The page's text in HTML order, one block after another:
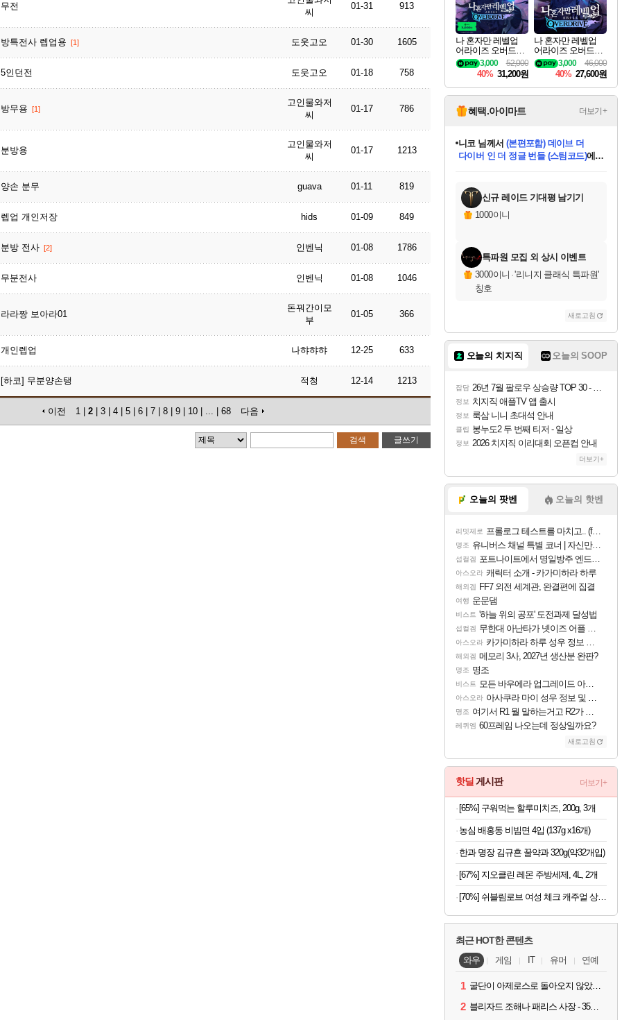
무전
씨
01-31 913
방특전사 렙업용 [1] 도웃고오 01-30 1605
5인던전 도웃고오 01-18 758
방무용 [1]
고인물와저
씨
01-17 786
분방용
고인물와저
씨
01-17 1213
양손 분무 guava 01-11 819
렙업 개인저장 hids 01-09 849
분방 전사 [2] 인벤닉 01-08 1786
무분전사 인벤닉 01-08 1046
라라짱 보아라01
돈꿔간이모
부
01-05 366
개인렙업 나햐햐햐 12-25 633
[하코] 무분양손탱 적청 12-14 1213
이전 1 2 3 4 5 6 7 8 9 10 ... 68 다음
검색 글쓰기
나 혼자만 레벨업
어라이즈 오버드라
이브 디럭스 에디션
Solo Leveling Arise
Overdrive Deluxe Edi
tion
52,000
3,000
40% 31,200원
나 혼자만 레벨업
어라이즈 오버드라
이브 Solo Leveling A
rise
46,000
3,000
40% 27,600원
혜택.아이마트 더보기+
교환.
당첨되셨습니다.
니코 님께서 (본편포함) 데이브 더
다이버 인 더 정글 번들 (스팀코드)에
당첨되셨습니다.
당첨되셨습니다.
당첨되셨습니다.
당첨되셨습니다.
당첨되셨습니다.
에디션 (스팀코드)를 교환.
당첨되셨습니다.
신규 레이드 기대평 남기기
1000이니
특파원 모집 외 상시 이벤트
3000이니 ·'리니지 클래식 특파원'
칭호
새로고침
오늘의 치지직 오늘의 SOOP
잡담 26년 7월 팔로우 상승량 TOP 30 - 월간 치지직
정보 치지직 애플TV 앱 출시
정보 룩삼 니니 초대석 안내
클립 봉누도2 두 번째 티저 - 일상
정보 2026 치지직 이리대회 오픈컵 안내
더보기+
오늘의 팟벤 오늘의 핫벤
리밋제로 프롤로그 테스트를 마치고.. (feat. 리아)
명조 유니버스 채널 특별 코너 | 자신만의 스타일
섭컬겜 포트나이트에서 명일방주 엔드필드 [펠리카] 판매 예정
아스오라 캐릭터 소개 - 카가미하라 하루
해외겜 FF7 외전 세계관, 완결편에 집결
여행 운문댐
비스트 '하늘 위의 공포' 도전과제 달성법
섭컬겜 무한대 아난타가 넷이즈 어플 달력에 일정 등록
아스오라 카가미하라 하루 성우 정보 및 주요 필모
해외겜 메모리 3사, 2027년 생산분 완판?
명조 명조
비스트 모든 바우에라 업그레이드 아이템 획득 위치 공략 (89개)
아스오라 아사쿠라 마이 성우 정보 및 주요 필모
명조 여기서 R1 뭘 말하는거고 R2가 뭘말하는걸까요?
레퀴엠 60프레임 나오는데 정상일까요?
새로고침
핫딜 게시판 더보기+
[65%] 구워먹는 할루미치즈, 200g, 3개
농심 배홍동 비빔면 4입 (137g x16개)
한과 명장 김규흔 꿀약과 320g(약32개입)
[67%] 지오클린 레몬 주방세제, 4L, 2개
[70%] 쉬블림로브 여성 체크 캐주얼 상하의 세트 안드리 GW1780, FREE, 1세트
최근 HOT한 콘텐츠
와우 게임 IT 유머 연예
1 굴단이 아제로스로 돌아오지 않았다면? 와우 클래식+ 주목
2 블리자드 조해나 패리스 사장 - 35년 역사, 그리고 비전